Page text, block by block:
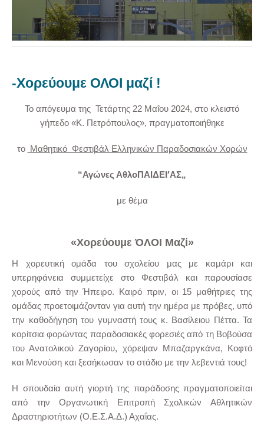
-Χορεύουμε ΟΛΟΙ μαζί !
Το απόγευμα της Τετάρτης 22 Μαΐου 2024, στο κλειστό
γήπεδο «Κ. Πετρόπουλος», πραγματοποιήθηκε
το Μαθητικό Φεστιβάλ Ελληνικών Παραδοσιακών Χορών
“Αγώνες ΑθλοΠΑΙΔΕΙ′ΑΣ„
με θέμα
«Χορεύουμε ΌΛΟΙ Μαζί»
Η χορευτική ομάδα του σχολείου μας με καμάρι και
υπερηφάνεια συμμετείχε στο Φεστιβάλ και παρουσίασε
χορούς από την Ήπειρο. Καιρό πριν, οι 15 μαθήτριες της
ομάδας προετοιμάζονταν για αυτή την ημέρα με πρόβες, υπό
την καθοδήγηση του γυμναστή τους κ. Βασίλειου Πέττα. Τα
κορίτσια φορώντας παραδοσιακές φορεσιές από τη Βοβούσα
του Ανατολικού Ζαγορίου, χόρεψαν Μπαζαργκάνα, Κοφτό
και Μενούση και ξεσήκωσαν το στάδιο με την λεβεντιά τους!
Η σπουδαία αυτή γιορτή της παράδοσης πραγματοποιείται
από την Οργανωτική Επιτροπή Σχολικών Αθλητικών
Δραστηριοτήτων (Ο.Ε.Σ.Α.Δ.) Αχαΐας.